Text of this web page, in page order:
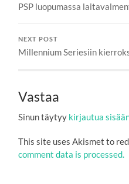
PSP luopumassa
NEXT POST
Millennium Seriesiin
Vastaa
Sinun täytyy kirjautua
This site uses Akismet to
comment data is processed.